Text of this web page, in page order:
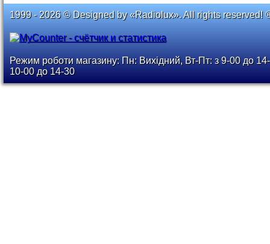
1999 - 2026 © Designed by «Radiolux». All rights reserved!
Режим роботи магазину: Пн: Вихідний, Вт-Пт: з 9-00 до
10-00 до 14-30